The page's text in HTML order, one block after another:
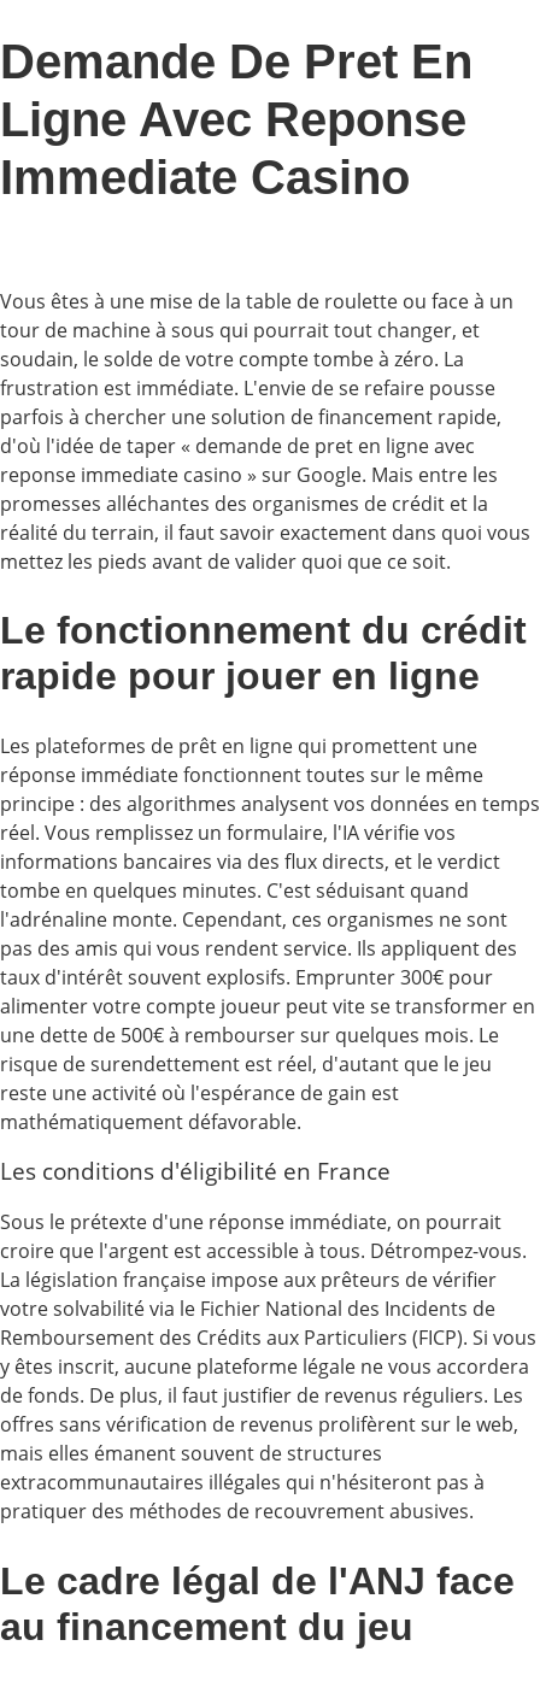
Demande De Pret En
Ligne Avec Reponse
Immediate Casino
Vous êtes à une mise de la table de roulette ou face à un
tour de machine à sous qui pourrait tout changer, et
soudain, le solde de votre compte tombe à zéro. La
frustration est immédiate. L'envie de se refaire pousse
parfois à chercher une solution de financement rapide,
d'où l'idée de taper « demande de pret en ligne avec
reponse immediate casino » sur Google. Mais entre les
promesses alléchantes des organismes de crédit et la
réalité du terrain, il faut savoir exactement dans quoi vous
mettez les pieds avant de valider quoi que ce soit.
Le fonctionnement du crédit
rapide pour jouer en ligne
Les plateformes de prêt en ligne qui promettent une
réponse immédiate fonctionnent toutes sur le même
principe : des algorithmes analysent vos données en temps
réel. Vous remplissez un formulaire, l'IA vérifie vos
informations bancaires via des flux directs, et le verdict
tombe en quelques minutes. C'est séduisant quand
l'adrénaline monte. Cependant, ces organismes ne sont
pas des amis qui vous rendent service. Ils appliquent des
taux d'intérêt souvent explosifs. Emprunter 300€ pour
alimenter votre compte joueur peut vite se transformer en
une dette de 500€ à rembourser sur quelques mois. Le
risque de surendettement est réel, d'autant que le jeu
reste une activité où l'espérance de gain est
mathématiquement défavorable.
Les conditions d'éligibilité en France
Sous le prétexte d'une réponse immédiate, on pourrait
croire que l'argent est accessible à tous. Détrompez-vous.
La législation française impose aux prêteurs de vérifier
votre solvabilité via le Fichier National des Incidents de
Remboursement des Crédits aux Particuliers (FICP). Si vous
y êtes inscrit, aucune plateforme légale ne vous accordera
de fonds. De plus, il faut justifier de revenus réguliers. Les
offres sans vérification de revenus prolifèrent sur le web,
mais elles émanent souvent de structures
extracommunautaires illégales qui n'hésiteront pas à
pratiquer des méthodes de recouvrement abusives.
Le cadre légal de l'ANJ face
au financement du jeu